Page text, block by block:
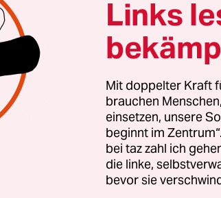
Management).
einheitlich vergüten und
Therapien vermeiden,
beim Hausarzt
will Ulla
der gesetzlichen
könnten künftig erst ab einem
( statt heute 3.375 Euro ) zu den
plausible Einzelschritte, die sich
Links
Mit doppelter Kraft
brauchen
einsetzen, unsere
beginnt im
bei taz zahl ich
die linke,
bevor sie